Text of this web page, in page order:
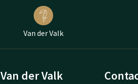
Van der Valk
Van der Valk